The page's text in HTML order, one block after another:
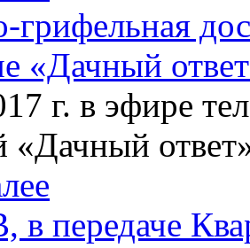
грифельная
«Дачный
г. в эфире
«Дачный
передаче